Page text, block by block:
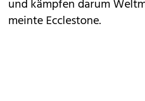
und kämpfen darum
meinte Ecclestone.